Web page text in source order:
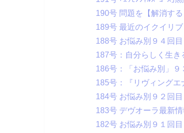
190号 問題を【解消す
189号 最近のイクイリ
188号 お悩み別９４回
187号：自分らしく生
186号：「お悩み別」９
185号：『リヴィングエ
184号 お悩み別９２回
183号 デヴオーラ最新
182号 お悩み別９１回目